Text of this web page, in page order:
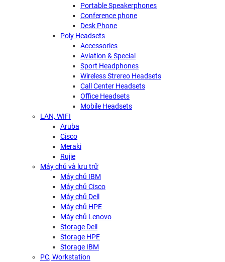
Portable Speakerphones
Conference phone
Desk Phone
Poly Headsets
Accessories
Aviation & Special
Sport Headphones
Wireless Strereo Headsets
Call Center Headsets
Office Headsets
Mobile Headsets
LAN, WIFI
Aruba
Cisco
Meraki
Rujie
Máy chủ và lưu trữ
Máy chủ IBM
Máy chủ Cisco
Máy chủ Dell
Máy chủ HPE
Máy chủ Lenovo
Storage Dell
Storage HPE
Storage IBM
PC, Workstation